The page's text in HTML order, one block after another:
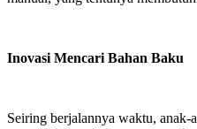
Inovasi Mencari Bahan Baku
Seiring berjalannya waktu, anak-